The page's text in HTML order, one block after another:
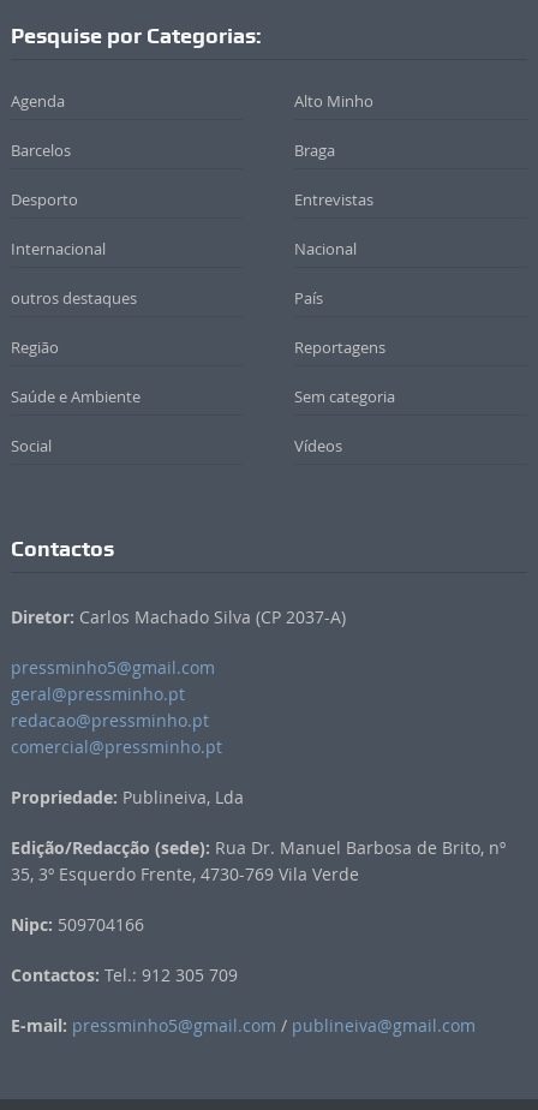
Pesquise por Categorias:
Agenda Alto Minho
Barcelos Braga
Desporto Entrevistas
Internacional Nacional
outros destaques País
Região Reportagens
Saúde e Ambiente Sem categoria
Social Vídeos
Contactos
Diretor: Carlos Machado Silva (CP 2037-A)
pressminho5@gmail.com
geral@pressminho.pt
redacao@pressminho.pt
comercial@pressminho.pt
Propriedade: Publineiva, Lda
Edição/Redacção (sede): Rua Dr. Manuel Barbosa de Brito, nº
35, 3º Esquerdo Frente, 4730-769 Vila Verde
Nipc: 509704166
Contactos: Tel.: 912 305 709
E-mail: pressminho5@gmail.com / publineiva@gmail.com